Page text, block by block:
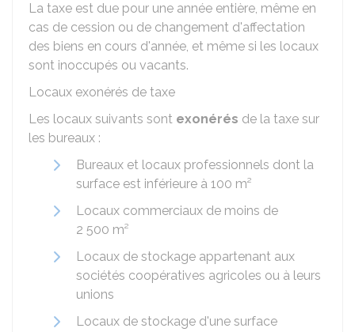
La taxe est due pour une année entière, même en
cas de cession ou de changement d'affectation
des biens en cours d'année, et même si les locaux
sont inoccupés ou vacants.
Locaux exonérés de taxe
Les locaux suivants sont exonérés de la taxe sur
les bureaux :
Bureaux et locaux professionnels dont la
surface est inférieure à 100 m²
Locaux commerciaux de moins de
2 500 m²
Locaux de stockage appartenant aux
sociétés coopératives agricoles ou à leurs
unions
Locaux de stockage d'une surface